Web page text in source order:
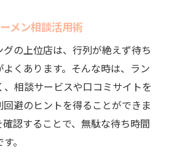
メン相談活用術
の上位店は、行列が絶えず待ち
くあります。そんな時は、ラン
相談サービスや口コミサイトを
避のヒントを得ることができま
認することで、無駄な待ち時間
。